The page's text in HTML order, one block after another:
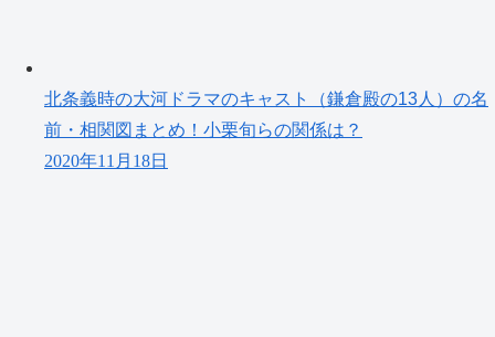
北条義時の大河ドラマのキャスト（鎌倉殿の13人）の名
前・相関図まとめ！小栗旬らの関係は？
2020年11月18日